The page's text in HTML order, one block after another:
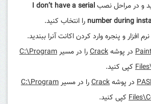
و در مراحل نصبI don’t have a serial
number during را انتخاب کنید.
افزار و پنجره وارد کردن اکانت آنرا ببندید.
در پوشهCrackرا در مسیرC:\Program
کپی کنید.
در پوشهCrackرا در مسیرC:\Program
کپی کنید.